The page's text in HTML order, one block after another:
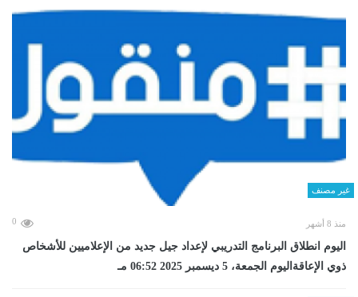
غير مصنف
منذ 8 أشهر 0
اليوم انطلاق البرنامج التدريبي لإعداد جيل جديد من الإعلاميين للأشخاص
ذوي الإعاقةاليوم الجمعة، 5 ديسمبر 2025 06:52 مـ